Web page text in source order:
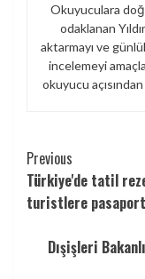
Okuyuculara
odaklanan
aktarmayı ve
incelemeyi
okuyucu
Continue
Reading
Previous
Türkiye'de tatil
turistlere pasaport
Dışişleri